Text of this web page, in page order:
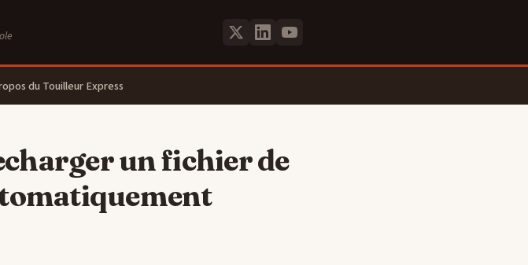
du Touilleur Express
un fichier de